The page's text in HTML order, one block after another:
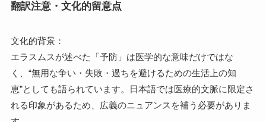
翻訳注意・文化的留意点
文化的背景：
エラスムスが述べた「予防」は医学的な意味だけではな
く、“無用な争い・失敗・過ちを避けるための生活上の知
恵”としても語られています。日本語では医療的文脈に限定さ
れる印象があるため、広義のニュアンスを補う必要がありま